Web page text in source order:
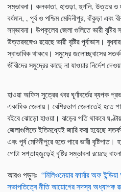
সম্ভাবনা। কলকাতা, হাওড়া, হুগলি, উত্তর ও
বর্ধমান, , পূর্ব ও পশ্চিম মেদিনীপুর, বাঁকুড়া
সম্ভাবনা। উপকূলের জেলা গুলিতে ভারী বৃষ্টির
উত্তরবঙ্গেও রয়েছে ভারী বৃষ্টির পূর্বাভাস।
স্বাভাবিক থাকবে। সমুদ্রে জলোচ্ছ্বাসের
জীবীদের সমুদ্রের কাছে না যাওয়ার নির্দেশ
হাওয়া অফিস সুত্রের খবর ঘূর্ণাবর্তের ব্যপক
একাধিক জেলায়। বেশিরভাগ জেলাতেই হতে
বইবে ঝোড়ো হাওয়া। ঝড়ের গতি থাকবে
জেলাগুলিতে ইতিমধ্যেই জারি করা হয়েছে
এবং পূর্ব মেদিনীপুরে হতে পারে ভারী
গোটা সপ্তাহজুড়েই বৃষ্টির সম্ভাবনা রয়েছে
আরও পড়ুনঃ “মিলিওনেয়ার ফার্মার অফ
সভাপতিত্বে নীতি আয়োগের সদস্য অধ্যাপক